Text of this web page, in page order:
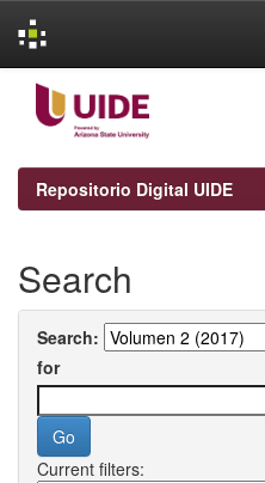
navigation
Repositorio Digital UIDE
Search
Search:
for
Current filters: